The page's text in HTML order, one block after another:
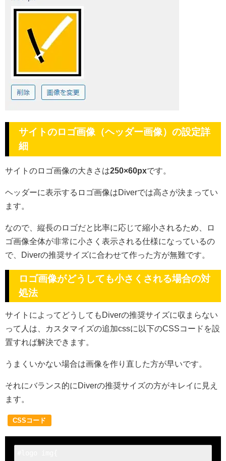
サイトのロゴ画像（ヘッダー画像）の設定詳
細
サイトのロゴ画像の大きさは250×60pxです。
ヘッダーに表示するロゴ画像はDiverでは高さが決まってい
ます。
なので、縦長のロゴだと比率に応じて縮小されるため、ロ
ゴ画像全体が非常に小さく表示される仕様になっているの
で、Diverの推奨サイズに合わせて作った方が無難です。
ロゴ画像がどうしても小さくされる場合の対
処法
サイトによってどうしてもDiverの推奨サイズに収まらない
って人は、カスタマイズの追加cssに以下のCSSコードを設
置すれば解決できます。
うまくいかない場合は画像を作り直した方が早いです。
それにバランス的にDiverの推奨サイズの方がキレイに見え
ます。
CSSコード